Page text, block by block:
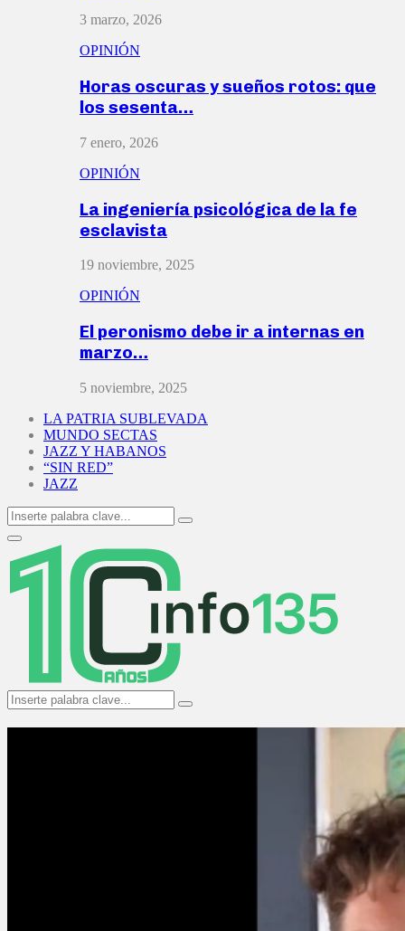
3 marzo, 2026
OPINIÓN
Horas oscuras y sueños rotos: que
los sesenta…
7 enero, 2026
OPINIÓN
La ingeniería psicológica de la fe
esclavista
19 noviembre, 2025
OPINIÓN
El peronismo debe ir a internas en
marzo…
5 noviembre, 2025
LA PATRIA SUBLEVADA
MUNDO SECTAS
JAZZ Y HABANOS
“SIN RED”
JAZZ
Search
for:
Search
Primary
Menu
Search
for:
Search